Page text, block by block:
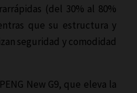
(del 30% al 80%
que su estructura y
seguridad y comodidad
New G9, que eleva la